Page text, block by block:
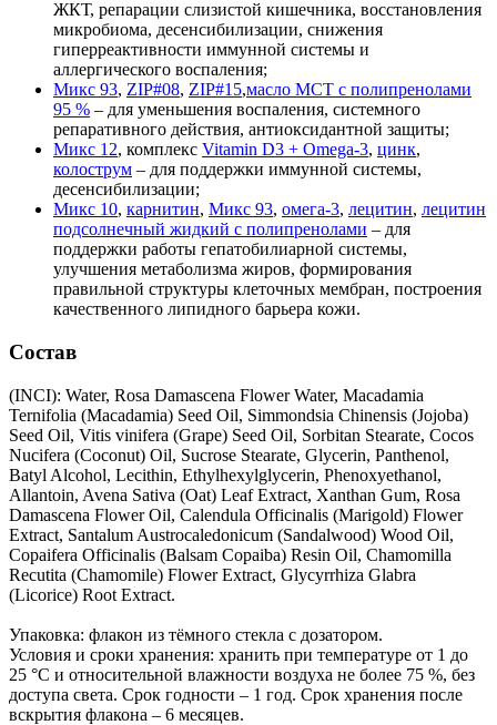
ЖКТ, репарации слизистой кишечника, восстановления
микробиома, десенсибилизации, снижения
гиперреактивности иммунной системы и
аллергического воспаления;
Микс 93, ZIP#08, ZIP#15,масло МСТ с полипренолами
95 % – для уменьшения воспаления, системного
репаративного действия, антиоксидантной защиты;
Микс 12, комплекс Vitamin D3 + Omega-3, цинк,
колострум – для поддержки иммунной системы,
десенсибилизации;
Микс 10, карнитин, Микс 93, омега-3, лецитин, лецитин
подсолнечный жидкий с полипренолами – для
поддержки работы гепатобилиарной системы,
улучшения метаболизма жиров, формирования
правильной структуры клеточных мембран, построения
качественного липидного барьера кожи.
Состав
(INCI): Water, Rosa Damascena Flower Water, Macadamia
Ternifolia (Macadamia) Seed Oil, Simmondsia Chinensis (Jojoba)
Seed Oil, Vitis vinifera (Grape) Seed Oil, Sorbitan Stearate, Cocos
Nucifera (Coconut) Oil, Sucrose Stearate, Glycerin, Panthenol,
Batyl Alcohol, Lecithin, Ethylhexylglycerin, Phenoxyethanol,
Allantoin, Avena Sativa (Oat) Leaf Extract, Xanthan Gum, Rosa
Damascena Flower Oil, Calendula Officinalis (Marigold) Flower
Extract, Santalum Austrocaledonicum (Sandalwood) Wood Oil,
Copaifera Officinalis (Balsam Copaiba) Resin Oil, Chamomilla
Recutita (Chamomile) Flower Extract, Glycyrrhiza Glabra
(Licorice) Root Extract.
Упаковка: флакон из тёмного стекла с дозатором.
Условия и сроки хранения: хранить при температуре от 1 до
25 °C и относительной влажности воздуха не более 75 %, без
доступа света. Срок годности – 1 год. Срок хранения после
вскрытия флакона – 6 месяцев.